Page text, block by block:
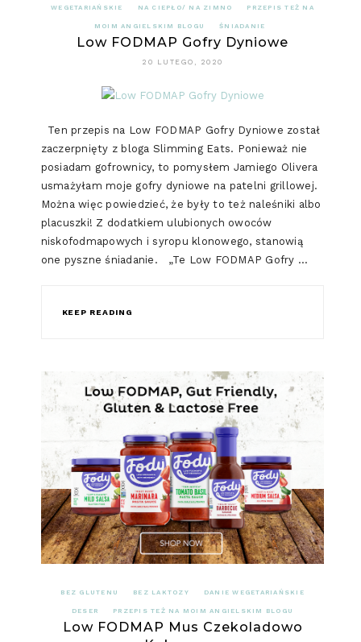
WEGETARIAŃSKIE NA CIEPŁO/ NA ZIMNO PRZEPIS TEŻ NA
MOIM ANGIELSKIM BLOGU ŚNIADANIE
Low FODMAP Gofry Dyniowe
20 LUTEGO, 2020
Ten przepis na Low FODMAP Gofry Dyniowe został
zaczerpnięty z bloga Slimming Eats. Ponieważ nie
posiadam gofrownicy, to pomysłem Jamiego Olivera
usmażyłam moje gofry dyniowe na patelni grillowej.
Można więc powiedzieć, że były to też naleśniki albo
placuszki! Z dodatkiem ulubionych owoców
niskofodmapowych i syropu klonowego, stanowią
one pyszne śniadanie. „Te Low FODMAP Gofry …
KEEP READING
BEZ GLUTENU BEZ LAKTOZY DANIE WEGETARIAŃSKIE
DESER PRZEPIS TEŻ NA MOIM ANGIELSKIM BLOGU
Low FODMAP Mus Czekoladowo